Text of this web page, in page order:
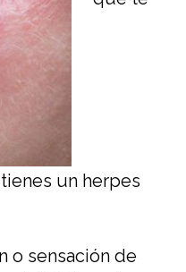
un herpes
o sensación de